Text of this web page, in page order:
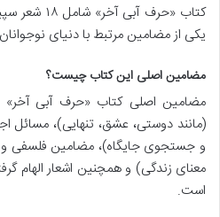
کتاب «حرف
یکی از مضامین مرتبط با دنیای
مضامین اصلی این کتاب چیست؟
مضامین اصلی کتاب «حرف آبی
(مانند دوستی، عشق، تنهایی)، مسائل
و جستجوی جایگاه)، مضامین فلسفی
معنای زندگی) و همچنین اشعار الهام
است.